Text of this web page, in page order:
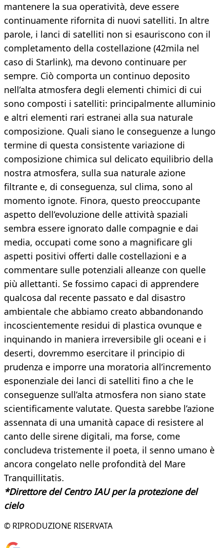
mantenere la sua operatività, deve essere
continuamente rifornita di nuovi satelliti. In altre
parole, i lanci di satelliti non si esauriscono con il
completamento della costellazione (42mila nel
caso di Starlink), ma devono continuare per
sempre. Ciò comporta un continuo deposito
nell’alta atmosfera degli elementi chimici di cui
sono composti i satelliti: principalmente alluminio
e altri elementi rari estranei alla sua naturale
composizione. Quali siano le conseguenze a lungo
termine di questa consistente variazione di
composizione chimica sul delicato equilibrio della
nostra atmosfera, sulla sua naturale azione
filtrante e, di conseguenza, sul clima, sono al
momento ignote. Finora, questo preoccupante
aspetto dell’evoluzione delle attività spaziali
sembra essere ignorato dalle compagnie e dai
media, occupati come sono a magnificare gli
aspetti positivi offerti dalle costellazioni e a
commentare sulle potenziali alleanze con quelle
più allettanti. Se fossimo capaci di apprendere
qualcosa dal recente passato e dal disastro
ambientale che abbiamo creato abbandonando
incoscientemente residui di plastica ovunque e
inquinando in maniera irreversibile gli oceani e i
deserti, dovremmo esercitare il principio di
prudenza e imporre una moratoria all’incremento
esponenziale dei lanci di satelliti fino a che le
conseguenze sull’alta atmosfera non siano state
scientificamente valutate. Questa sarebbe l’azione
assennata di una umanità capace di resistere al
canto delle sirene digitali, ma forse, come
concludeva tristemente il poeta, il senno umano è
ancora congelato nelle profondità del Mare
Tranquillitatis.
*Direttore del Centro IAU per la protezione del
cielo
© RIPRODUZIONE RISERVATA